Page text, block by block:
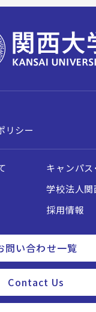
リシー
キャンパス
学校法人関
採用情報
問い合わせ一覧
Contact Us